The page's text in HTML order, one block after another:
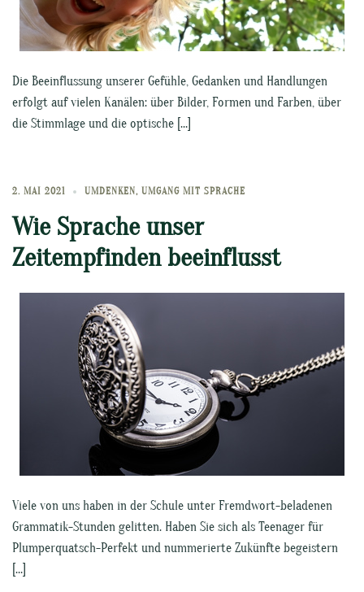
Die Beeinflussung unserer Gefühle, Gedanken und Handlungen
erfolgt auf vielen Kanälen: über Bilder, Formen und Farben, über
die Stimmlage und die optische […]
2. MAI 2021 UMDENKEN, UMGANG MIT SPRACHE
Wie Sprache unser
Zeitempfinden beeinflusst
Viele von uns haben in der Schule unter Fremdwort-beladenen
Grammatik-Stunden gelitten. Haben Sie sich als Teenager für
Plumperquatsch-Perfekt und nummerierte Zukünfte begeistern
[…]